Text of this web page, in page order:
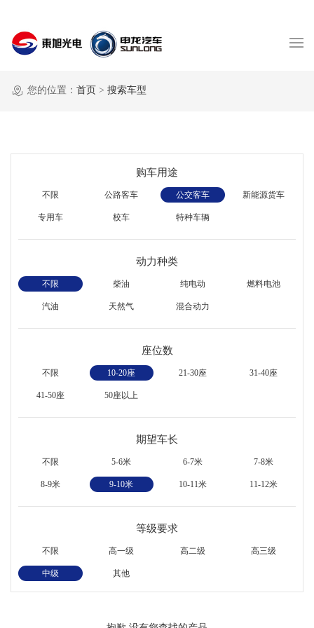
您的位置： 首页 > 搜索车型
购车用途
不限 公路客车 公交客车 新能源货车
专用车 校车 特种车辆
动力种类
不限 柴油 纯电动 燃料电池
汽油 天然气 混合动力
座位数
不限 10-20座 21-30座 31-40座
41-50座 50座以上
期望车长
不限 5-6米 6-7米 7-8米
8-9米 9-10米 10-11米 11-12米
等级要求
不限 高一级 高二级 高三级
中级 其他